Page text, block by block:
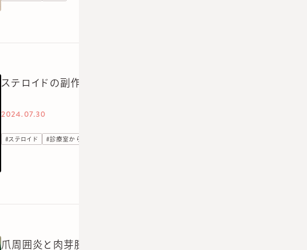
ステロイドの副作用で皮膚が黒くなると思っている人、それ昭和の噂
2024.07.30
# ステロイド #診療室から
爪周囲炎と肉芽腫の治し方｜ステロイド併用療法の効果と症例